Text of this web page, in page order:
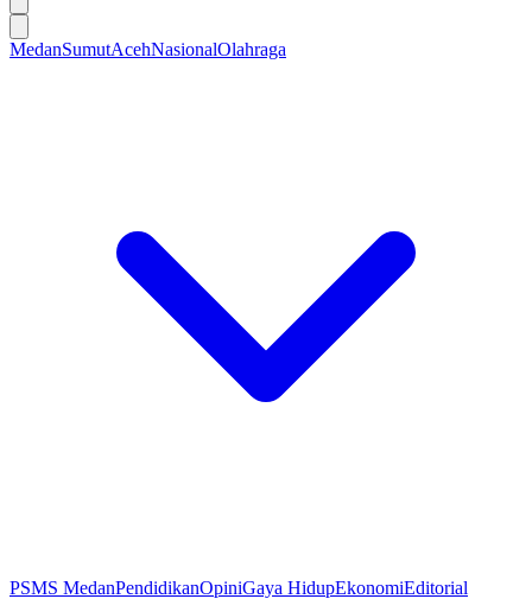
MedanSumutAcehNasionalOlahraga
PSMS MedanPendidikanOpiniGaya HidupEkonomiEditorial